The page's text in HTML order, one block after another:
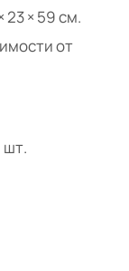
23 × 59 см.
от
шт.